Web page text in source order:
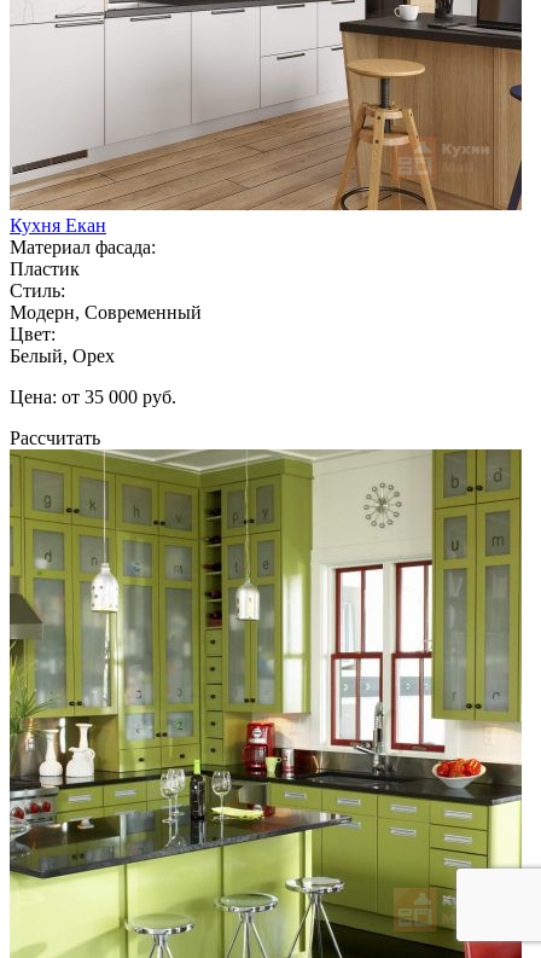
Кухня Екан
Материал фасада:
Пластик
Стиль:
Модерн, Современный
Цвет:
Белый, Орех
Цена: от 35 000 руб.
Рассчитать